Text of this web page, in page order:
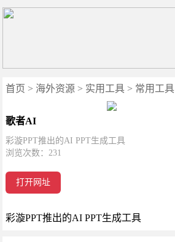
首页 > 海外资源 > 实用工具 > 常用工具
歌者AI
彩漩PPT推出的AI PPT生成工具
浏览次数：231
打开网址
彩漩PPT推出的AI PPT生成工具